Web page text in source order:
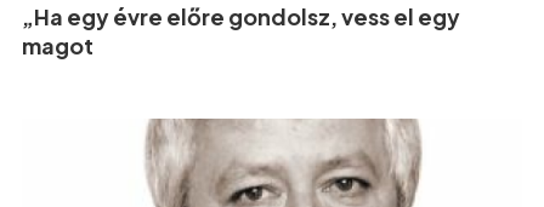
„Ha egy évre előre gondolsz, vess el egy
magot